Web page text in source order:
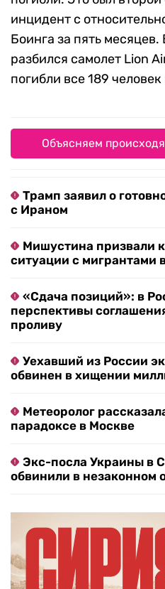
инцидент с
Боинга за пять
разбился самолет Lion
погибли все 189 человек
Объясняем
Трамп заявил о
с Ираном
Мишустина призвали
ситуации с мигрантами
«Сдача позиций»: в
перспективы
проливу
Уехавший из России
обвинен в хищении
Метеоролог
парадоксе в Москве
Экс-посла Украины в
обвинили в незаконном